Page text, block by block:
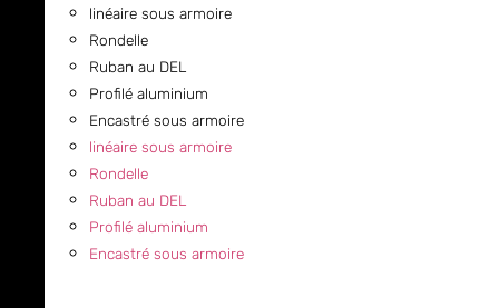
linéaire sous armoire
Rondelle
Ruban au DEL
Profilé aluminium
Encastré sous armoire
linéaire sous armoire
Rondelle
Ruban au DEL
Profilé aluminium
Encastré sous armoire